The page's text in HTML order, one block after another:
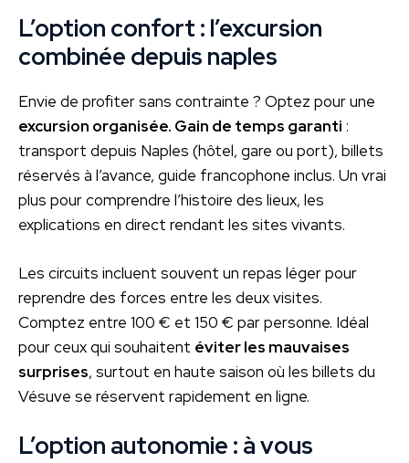
L’option confort : l’excursion
combinée depuis naples
Envie de profiter sans contrainte ? Optez pour une
excursion organisée. Gain de temps garanti :
transport depuis Naples (hôtel, gare ou port), billets
réservés à l’avance, guide francophone inclus. Un vrai
plus pour comprendre l’histoire des lieux, les
explications en direct rendant les sites vivants.
Les circuits incluent souvent un repas léger pour
reprendre des forces entre les deux visites.
Comptez entre 100 € et 150 € par personne. Idéal
pour ceux qui souhaitent éviter les mauvaises
surprises, surtout en haute saison où les billets du
Vésuve se réservent rapidement en ligne.
L’option autonomie : à vous